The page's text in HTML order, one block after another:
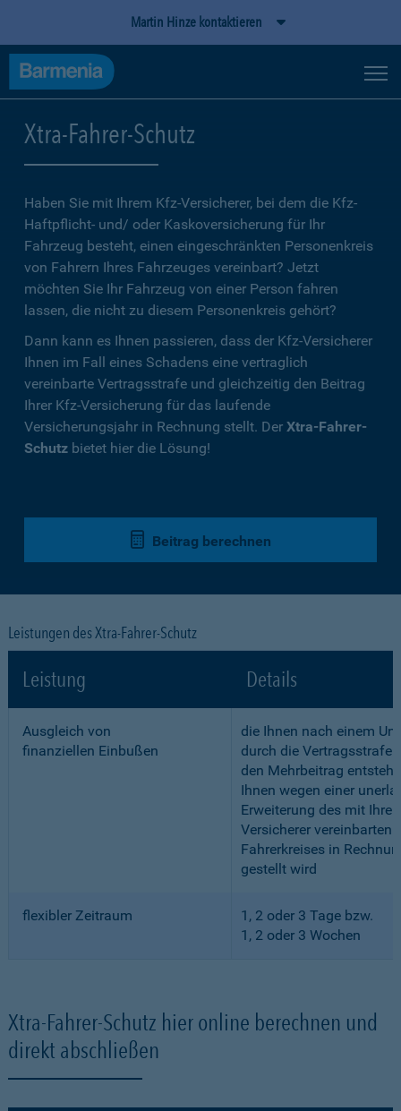
Martin Hinze kontaktieren
Xtra-Fahrer-Schutz
Haben Sie mit Ihrem Kfz-Versicherer, bei dem die Kfz-
Haftpflicht- und/ oder Kaskoversicherung für Ihr
Fahrzeug besteht, einen eingeschränkten Personenkreis
von Fahrern Ihres Fahrzeuges vereinbart? Jetzt
möchten Sie Ihr Fahrzeug von einer Person fahren
lassen, die nicht zu diesem Personenkreis gehört?
Dann kann es Ihnen passieren, dass der Kfz-Versicherer
Ihnen im Fall eines Schadens eine vertraglich
vereinbarte Vertragsstrafe und gleichzeitig den Beitrag
Ihrer Kfz-Versicherung für das laufende
Versicherungsjahr in Rechnung stellt. Der Xtra-Fahrer-
Schutz bietet hier die Lösung!
Beitrag berechnen
Leistungen des Xtra-Fahrer-Schutz
Leistung Details
Ausgleich von
finanziellen Einbußen
die Ihnen nach einem
durch die Vertragsstrafe
den Mehrbeitrag
Ihnen wegen einer
Erweiterung des mit
Versicherer vereinbarten
Fahrerkreises in
gestellt wird
flexibler Zeitraum
1, 2 oder 3 Tage bzw.
1, 2 oder 3 Wochen
Xtra-Fahrer-Schutz hier online berechnen und
direkt abschließen